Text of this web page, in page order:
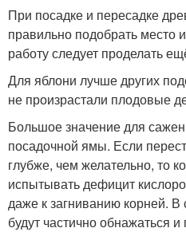
При посадке и пересадке
правильно подобрать место
работу следует проделать
Для яблони лучше других
не произрастали плодовые
Большое значение для
посадочной ямы. Если
глубже, чем желательно, то
испытывать дефицит
даже к загниванию корней.
будут частично обнажаться